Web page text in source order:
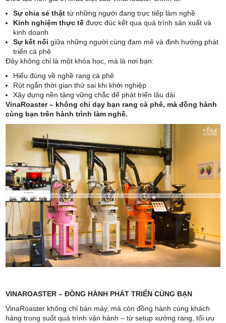
Sự chia sẻ thật từ những người đang trực tiếp làm nghề
Kinh nghiệm thực tế được đúc kết qua quá trình sản xuất và
kinh doanh
Sự kết nối giữa những người cùng đam mê và định hướng phát
triển cà phê
Đây không chỉ là một khóa học, mà là nơi bạn:
Hiểu đúng về nghề rang cà phê
Rút ngắn thời gian thử sai khi khởi nghiệp
Xây dựng nền tảng vững chắc để phát triển lâu dài
VinaRoaster – không chỉ dạy bạn rang cà phê, mà đồng hành
cùng bạn trên hành trình làm nghề.
VINAROASTER – ĐỒNG HÀNH PHÁT TRIỂN CÙNG BẠN
VinaRoaster không chỉ bán máy, mà còn đồng hành cùng khách
hàng trong suốt quá trình vận hành – từ setup xưởng rang, tối ưu